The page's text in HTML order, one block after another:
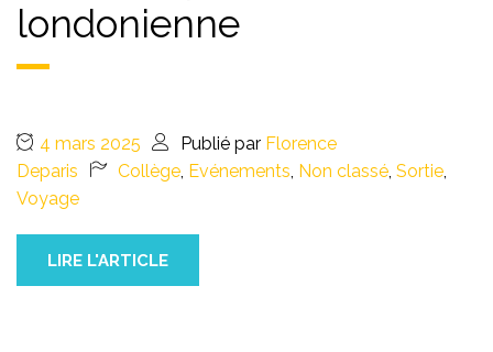
londonienne
4 mars 2025 Publié par Florence
Deparis
Collège, Evénements, Non classé, Sortie,
Voyage
LIRE L'ARTICLE